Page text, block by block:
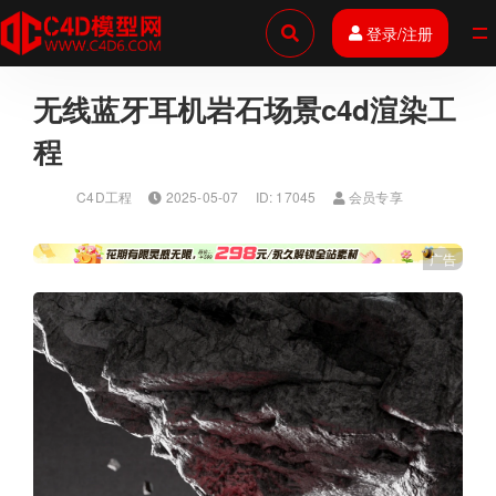
登录/注册
无线蓝牙耳机岩石场景c4d渲染工
程
C4D工程 2025-05-07 ID: 17045 会员专享
广告
全部